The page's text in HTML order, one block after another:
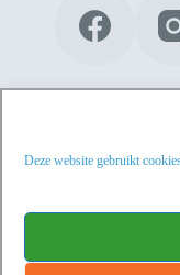
Deze website gebruikt
BTW BE